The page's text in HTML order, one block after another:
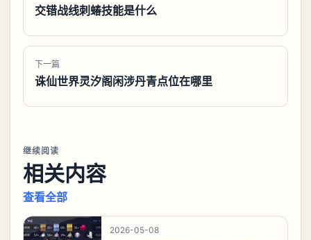
交错战线刺蝽技能是什么
下一篇
诛仙世界灵汐阁闲涉丹青点位在哪里
继续阅读
相关内容
查看全部
2026-05-08